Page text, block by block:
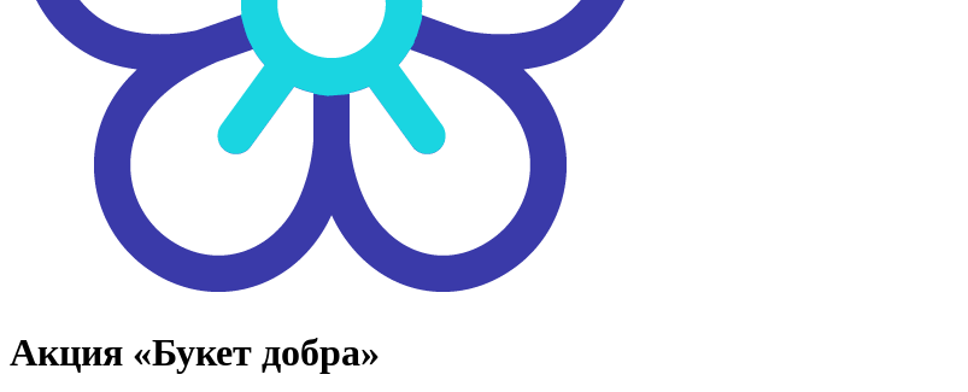
Акция «Букет добра»